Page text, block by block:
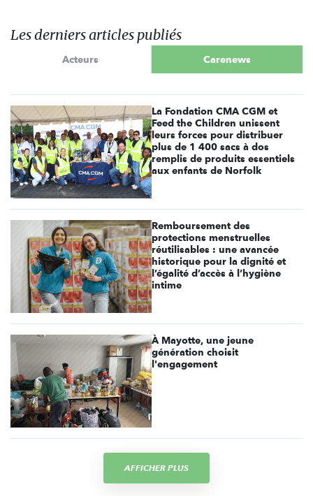
Les derniers articles publiés
Acteurs Carenews
La Fondation CMA CGM et
Feed the Children unissent
leurs forces pour distribuer
plus de 1 400 sacs à dos
remplis de produits essentiels
aux enfants de Norfolk
Remboursement des
protections menstruelles
réutilisables : une avancée
historique pour la dignité et
l’égalité d’accès à l’hygiène
intime
À Mayotte, une jeune
génération choisit
l'engagement
AFFICHER PLUS